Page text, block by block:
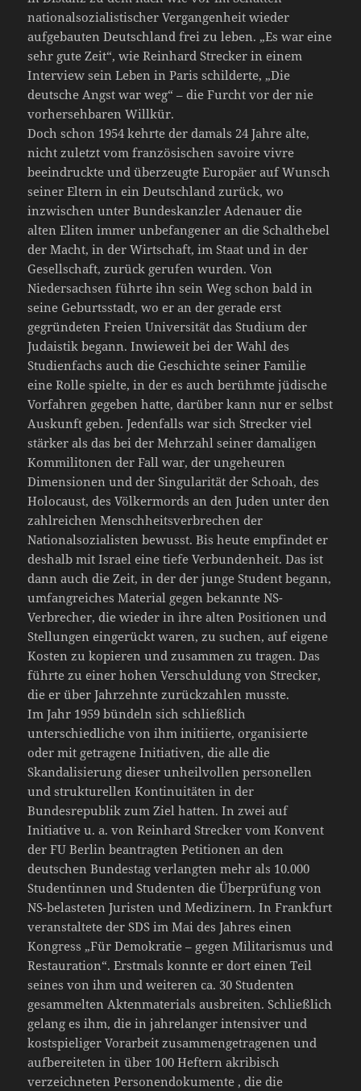
nationalsozialistischer Vergangenheit wieder
aufgebauten Deutschland frei zu leben. „Es war eine
sehr gute Zeit“, wie Reinhard Strecker in einem
Interview sein Leben in Paris schilderte, „Die
deutsche Angst war weg“ – die Furcht vor der nie
vorhersehbaren Willkür.
Doch schon 1954 kehrte der damals 24 Jahre alte,
nicht zuletzt vom französischen savoire vivre
beeindruckte und überzeugte Europäer auf Wunsch
seiner Eltern in ein Deutschland zurück, wo
inzwischen unter Bundeskanzler Adenauer die
alten Eliten immer unbefangener an die Schalthebel
der Macht, in der Wirtschaft, im Staat und in der
Gesellschaft, zurück gerufen wurden. Von
Niedersachsen führte ihn sein Weg schon bald in
seine Geburtsstadt, wo er an der gerade erst
gegründeten Freien Universität das Studium der
Judaistik begann. Inwieweit bei der Wahl des
Studienfachs auch die Geschichte seiner Familie
eine Rolle spielte, in der es auch berühmte jüdische
Vorfahren gegeben hatte, darüber kann nur er selbst
Auskunft geben. Jedenfalls war sich Strecker viel
stärker als das bei der Mehrzahl seiner damaligen
Kommilitonen der Fall war, der ungeheuren
Dimensionen und der Singularität der Schoah, des
Holocaust, des Völkermords an den Juden unter den
zahlreichen Menschheitsverbrechen der
Nationalsozialisten bewusst. Bis heute empfindet er
deshalb mit Israel eine tiefe Verbundenheit. Das ist
dann auch die Zeit, in der der junge Student begann,
umfangreiches Material gegen bekannte NS-
Verbrecher, die wieder in ihre alten Positionen und
Stellungen eingerückt waren, zu suchen, auf eigene
Kosten zu kopieren und zusammen zu tragen. Das
führte zu einer hohen Verschuldung von Strecker,
die er über Jahrzehnte zurückzahlen musste.
Im Jahr 1959 bündeln sich schließlich
unterschiedliche von ihm initiierte, organisierte
oder mit getragene Initiativen, die alle die
Skandalisierung dieser unheilvollen personellen
und strukturellen Kontinuitäten in der
Bundesrepublik zum Ziel hatten. In zwei auf
Initiative u. a. von Reinhard Strecker vom Konvent
der FU Berlin beantragten Petitionen an den
deutschen Bundestag verlangten mehr als 10.000
Studentinnen und Studenten die Überprüfung von
NS-belasteten Juristen und Medizinern. In Frankfurt
veranstaltete der SDS im Mai des Jahres einen
Kongress „Für Demokratie – gegen Militarismus und
Restauration“. Erstmals konnte er dort einen Teil
seines von ihm und weiteren ca. 30 Studenten
gesammelten Aktenmaterials ausbreiten. Schließlich
gelang es ihm, die in jahrelanger intensiver und
kostspieliger Vorarbeit zusammengetragenen und
aufbereiteten in über 100 Heftern akribisch
verzeichneten Personendokumente , die die